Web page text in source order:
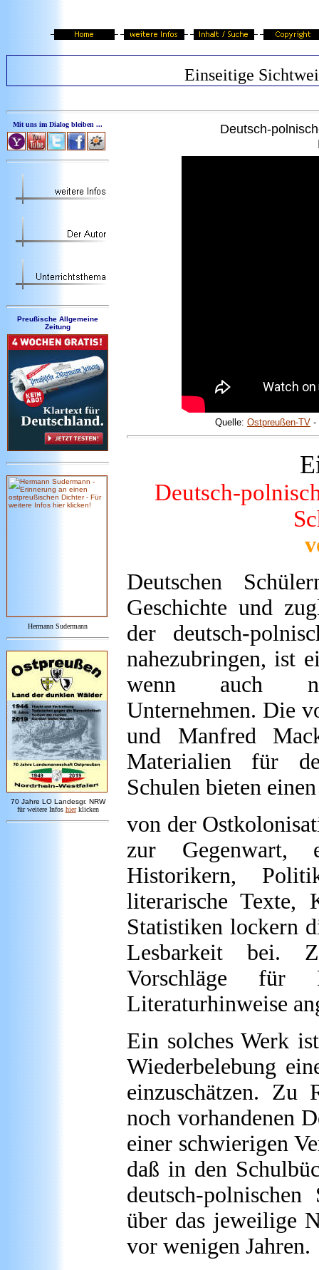
Einseitige
Mit uns im Dialog bleiben ...
Preußische Allgemeine
Zeitung
Hermann Sudermann
70 Jahre LO Landesgr. NRW
für weitere Infos hier klicken
Deutsch-
Quelle: Ostpreußen-TV -
Deutsch-
Deutschen
Geschichte und
der deutsch-
nahezubringen, ist
wenn auch
Unternehmen. Die
und Manfred
Materialien für
Schulen bieten
von der
zur Gegenwart,
Historikern,
literarische Texte,
Statistiken lockern
Lesbarkeit bei.
Vorschläge für
Literaturhinweise
Ein solches Werk
Wiederbelebung
einzuschätzen. Zu
noch vorhandenen
einer schwierigen
daß in den
deutsch-
über das jeweilige
vor wenigen Jahren.